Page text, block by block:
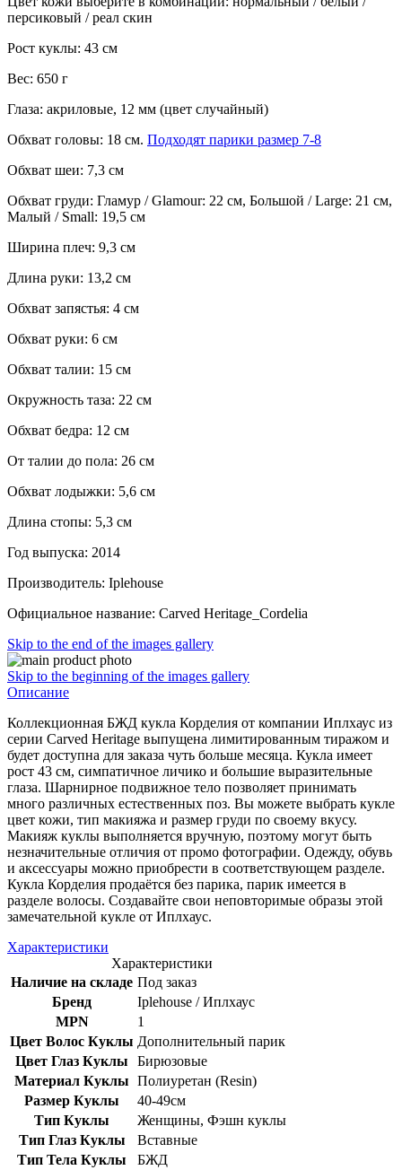
персиковый / реал скин
Рост куклы: 43 см
Вес: 650 г
Глаза: акриловые, 12 мм (цвет случайный)
Обхват головы: 18 см. Подходят парики размер 7-8
Обхват шеи: 7,3 см
Обхват груди: Гламур / Glamour: 22 см, Большой / Large: 21 см,
Малый / Small: 19,5 см
Ширина плеч: 9,3 см
Длина руки: 13,2 см
Обхват запястья: 4 см
Обхват руки: 6 см
Обхват талии: 15 см
Окружность таза: 22 см
Обхват бедра: 12 см
От талии до пола: 26 см
Обхват лодыжки: 5,6 см
Длина стопы: 5,3 см
Год выпуска: 2014
Производитель: Iplehouse
Официальное название: Carved Heritage_Cordelia
Skip to the end of the images gallery
Skip to the beginning of the images gallery
Описание
Коллекционная БЖД кукла Корделия от компании Иплхаус из
серии Carved Heritage выпущена лимитированным тиражом и
будет доступна для заказа чуть больше месяца. Кукла имеет
рост 43 см, симпатичное личико и большие выразительные
глаза. Шарнирное подвижное тело позволяет принимать
много различных естественных поз. Вы можете выбрать кукле
цвет кожи, тип макияжа и размер груди по своему вкусу.
Макияж куклы выполняется вручную, поэтому могут быть
незначительные отличия от промо фотографии. Одежду, обувь
и аксессуары можно приобрести в соответствующем разделе.
Кукла Корделия продаётся без парика, парик имеется в
разделе волосы. Создавайте свои неповторимые образы этой
замечательной кукле от Иплхаус.
Характеристики
Характеристики
Наличие на складе Под заказ
Бренд
Iplehouse / Иплхаус
MPN
1
Цвет Волос Куклы Дополнительный парик
Цвет Глаз Куклы
Бирюзовые
Материал Куклы Полиуретан (Resin)
Размер Куклы
40-49см
Тип Куклы
Женщины, Фэшн куклы
Тип Глаз Куклы
Вставные
Тип Тела Куклы
БЖД